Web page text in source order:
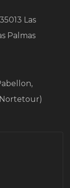
Las
Palmas